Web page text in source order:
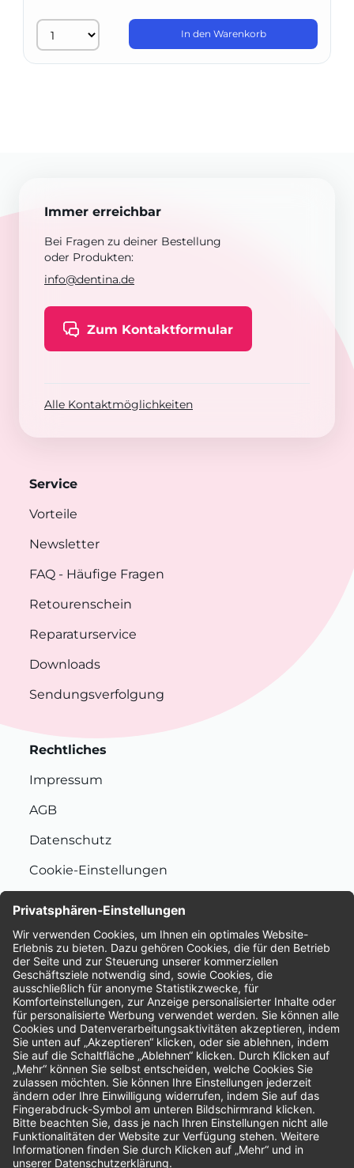
In den Warenkorb
Immer erreichbar
Bei Fragen zu deiner Bestellung
oder Produkten:
info@dentina.de
Zum Kontaktformular
Alle Kontaktmöglichkeiten
Service
Vorteile
Newsletter
FAQ - Häufige Fragen
Retourenschein
Reparaturservice
Downloads
Sendungsverfolgung
Rechtliches
Impressum
AGB
Datenschutz
Cookie-Einstellungen
Bewertungen